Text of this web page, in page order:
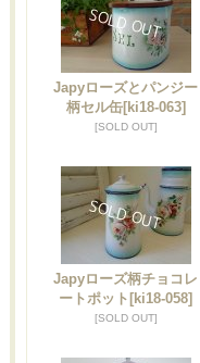
Japyローズとパンジー
柄セル缶[ki18-063]
[SOLD OUT]
Japyローズ柄チョコレ
ートポット [ki18-058]
[SOLD OUT]